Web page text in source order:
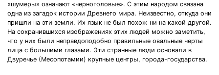
«шумеры» означают «черноголовые». С этим народом связана
одна из загадок истории Древнего мира. Неизвестно, откуда они
пришли на эти земли. Их язык не был похож ни на какой другой.
На сохранившихся изображениях этих людей можно заметить,
что у них были неправдоподобно правильные овальные черты
лица с большими глазами. Эти странные люди основали в
Двуречье (Месопотамии) крупные центры, города-государства.